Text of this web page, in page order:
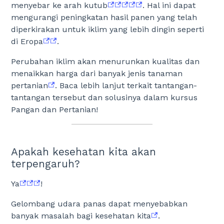
menyebar ke arah kutub
. Hal ini dapat
mengurangi peningkatan hasil panen yang telah
diperkirakan untuk iklim yang lebih dingin seperti
di Eropa
.
Perubahan iklim akan menurunkan kualitas dan
menaikkan harga dari banyak jenis tanaman
pertanian
. Baca lebih lanjut terkait tantangan-
tantangan tersebut dan solusinya dalam kursus
Pangan dan Pertanian!
Apakah kesehatan kita akan
terpengaruh?
Ya !
Gelombang udara panas dapat menyebabkan
banyak masalah bagi kesehatan kita
.